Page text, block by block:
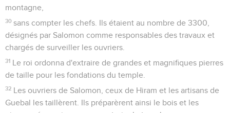
montagne,
30 sans compter les chefs. Ils étaient au nombre de 3300,
désignés par Salomon comme responsables des travaux et
chargés de surveiller les ouvriers.
31 Le roi ordonna d'extraire de grandes et magnifiques pierres
de taille pour les fondations du temple.
32 Les ouvriers de Salomon, ceux de Hiram et les artisans de
Guebal les taillèrent. Ils préparèrent ainsi le bois et les